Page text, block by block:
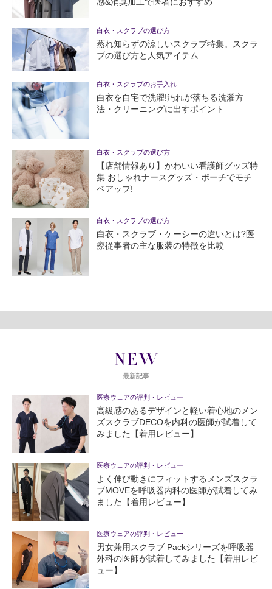
感&消臭加工で医者におすすめ
白衣・スクラブの選び方
蒸れ知らずの涼しいスクラブ特集。スクラ
ブの選び方と人気アイテム
白衣・スクラブのお手入れ
白衣を自宅で洗濯!汚れが落ちる洗濯方
法・クリーニングに出すポイント
白衣・スクラブの選び方
【店舗情報あり】かわいい看護師グッズ特
集 おしゃれナースグッズ・ポーチでモチ
ベアップ!
白衣・スクラブの選び方
白衣・スクラブ・ケーシーの違いとは?医
療従事者の主な服装の特徴を比較
NEW
最新記事
医療ウェアの評判・レビュー
高級感のあるデザインと軽い着心地のメン
ズスクラブDECOを内科の医師が試着して
みました【着用レビュー】
医療ウェアの評判・レビュー
よく伸び動きにフィットするメンズスクラ
ブMOVEを呼吸器内科の医師が試着してみ
ました【着用レビュー】
医療ウェアの評判・レビュー
男女兼用スクラブ Packシリーズを呼吸器
外科の医師が試着してみました【着用レビ
ュー】